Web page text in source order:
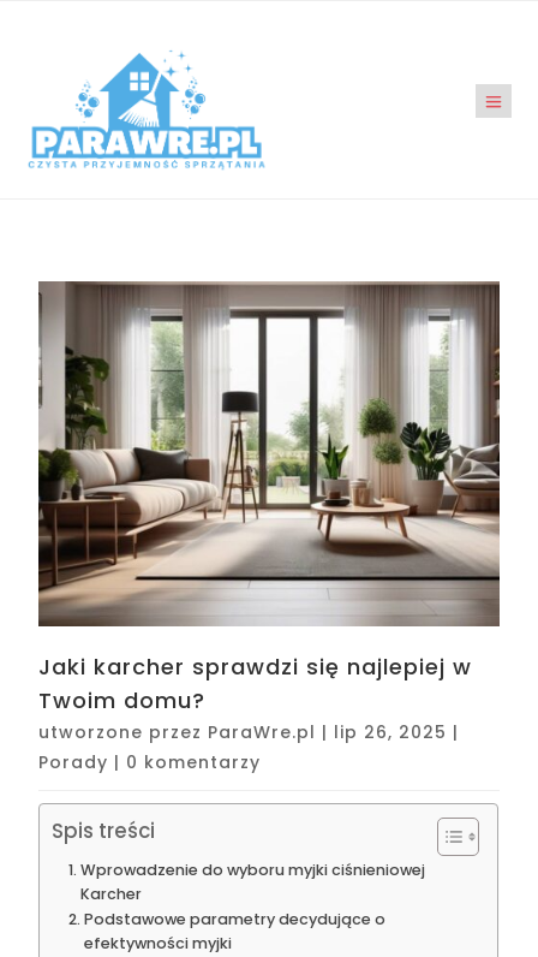
Jaki karcher sprawdzi się najlepiej w
Twoim domu?
utworzone przez ParaWre.pl | lip 26, 2025 |
Porady | 0 komentarzy
Spis treści
Wprowadzenie do wyboru myjki ciśnieniowej
Karcher
Podstawowe parametry decydujące o
efektywności myjki